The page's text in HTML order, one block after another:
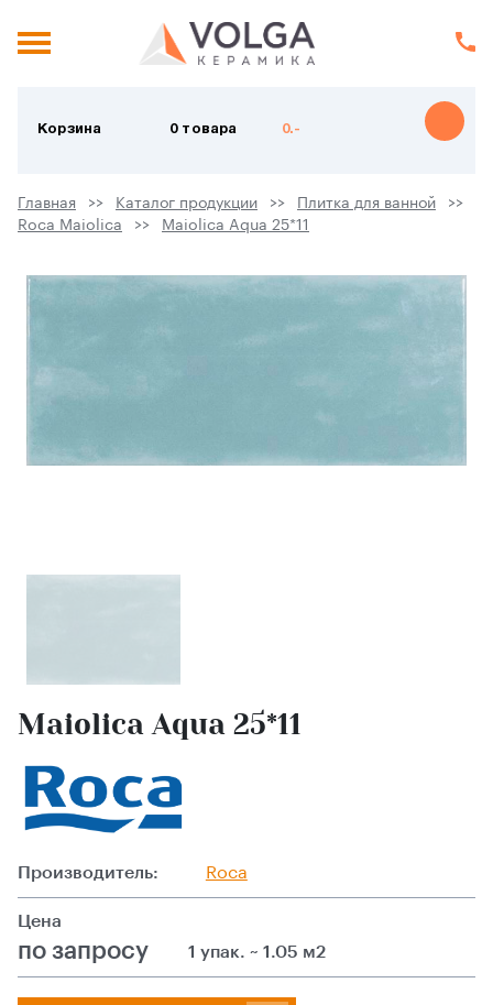
Корзина 0 товара 0.-
Главная Каталог продукции
Плитка для ванной
Roca Maiolica
Maiolica Aqua 25*11
Maiolica Aqua 25*11
Производитель: Roca
Цена
по запросу 1 упак. ~ 1.05 м2